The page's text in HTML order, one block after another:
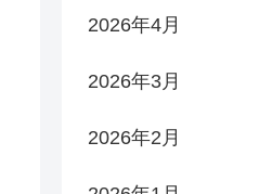
2026年4月
2026年3月
2026年2月